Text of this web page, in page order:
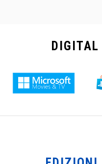
DIGITAL